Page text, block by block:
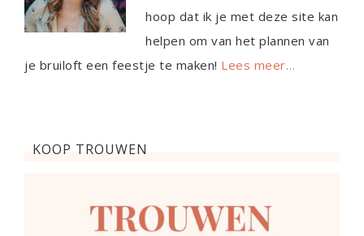
hoop dat ik je met deze site kan
helpen om van het plannen van
je bruiloft een feestje te maken! Lees meer…
KOOP TROUWEN